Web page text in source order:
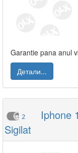
Garantie pana anul
Детали...
2
Iphone
Sigilat